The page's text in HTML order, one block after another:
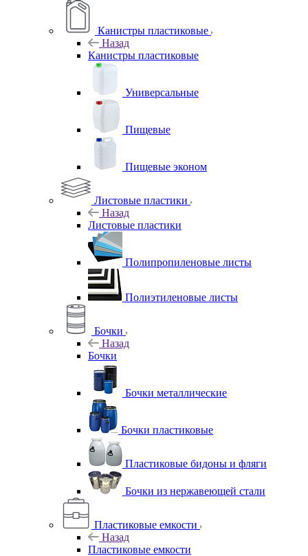
Канистры пластиковые
Назад
Канистры пластиковые
Универсальные
Пищевые
Пищевые эконом
Листовые пластики
Назад
Листовые пластики
Полипропиленовые листы
Полиэтиленовые листы
Бочки
Назад
Бочки
Бочки металлические
Бочки пластиковые
Пластиковые бидоны и фляги
Бочки из нержавеющей стали
Пластиковые емкости
Назад
Пластиковые емкости